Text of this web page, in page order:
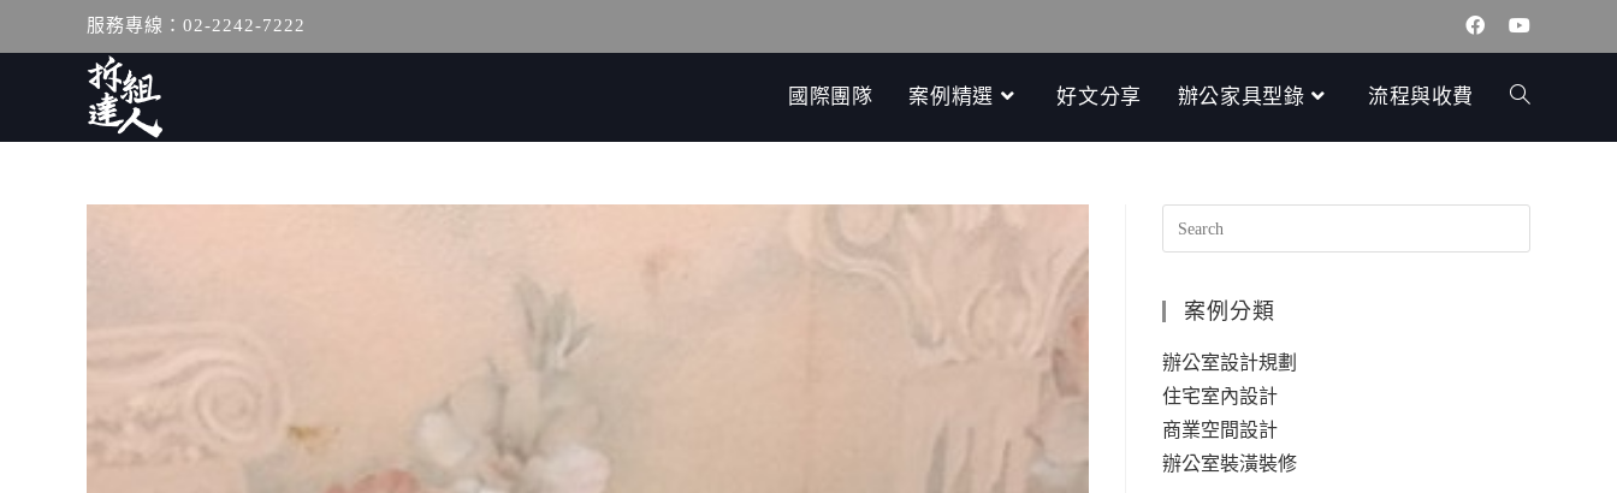
服務專線：02-2242-7222
國際團隊 案例精選 好文分享 辦公家具型錄 流程與收費
案例分類
辦公室設計規劃
住宅室內設計
商業空間設計
辦公室裝潢裝修